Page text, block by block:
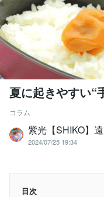
夏に起きやすい“
コラム
紫光【SHIKO】
2024/07/25 19:34
目次